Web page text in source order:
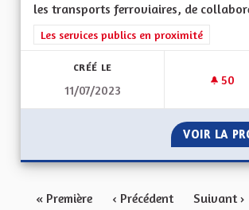
les transports ferroviaires, de
Filtrer les résultats de la catégorie : Les
Les services publics en proximité
CRÉÉ LE
11/07/2023
50
VOIR LA
« Première ‹ Précédent Suivant ›